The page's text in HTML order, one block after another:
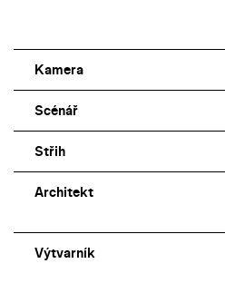
Kamera
Scénář
Střih
Architekt
Výtvarník